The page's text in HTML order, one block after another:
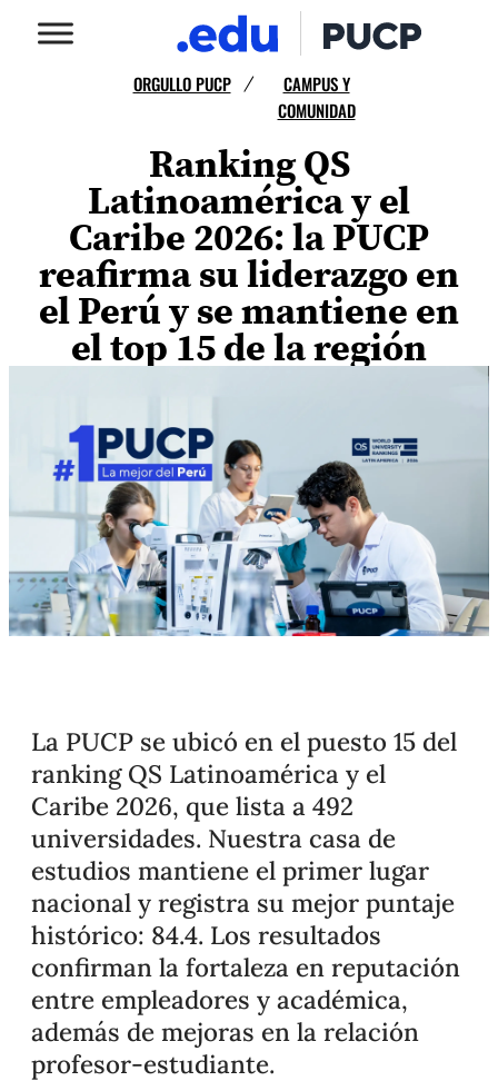
ORGULLO PUCP /
CAMPUS Y
COMUNIDAD
Ranking QS
Latinoamérica y el
Caribe 2026: la PUCP
reafirma su liderazgo en
el Perú y se mantiene en
el top 15 de la región
La PUCP se ubicó en el puesto 15 del
ranking QS Latinoamérica y el
Caribe 2026, que lista a 492
universidades. Nuestra casa de
estudios mantiene el primer lugar
nacional y registra su mejor puntaje
histórico: 84.4. Los resultados
confirman la fortaleza en reputación
entre empleadores y académica,
además de mejoras en la relación
profesor-estudiante.